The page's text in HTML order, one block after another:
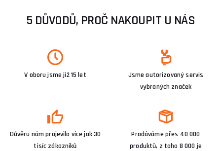
5 DŮVODŮ, PROČ NAKOUPIT U NÁS
V oboru jsme již 15 let
Jsme autorizovaný servis
vybraných značek
Důvěru nám projevilo více jak 30
tisíc zákazníků
Prodáváme přes 40 000
produktů, z toho 8 000 je